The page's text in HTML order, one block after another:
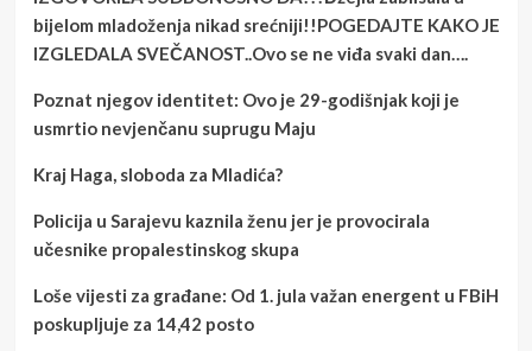
bijelom mladoženja nikad srećniji!!POGEDAJTE KAKO JE
IZGLEDALA SVEČANOST..Ovo se ne viđa svaki dan….
Poznat njegov identitet: Ovo je 29-godišnjak koji je
usmrtio nevjenčanu suprugu Maju
Kraj Haga, sloboda za Mladića?
Policija u Sarajevu kaznila ženu jer je provocirala
učesnike propalestinskog skupa
Loše vijesti za građane: Od 1. jula važan energent u FBiH
poskupljuje za 14,42 posto